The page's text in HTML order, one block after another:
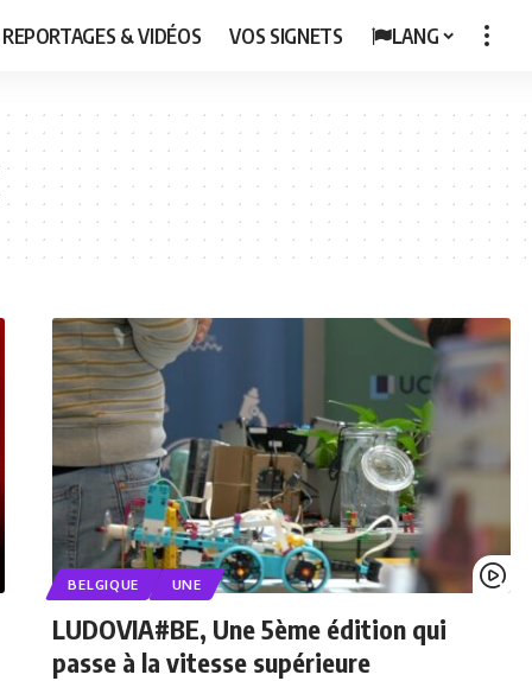
REPORTAGES & VIDÉOS VOS SIGNETS LANG
BELGIQUE UNE
LUDOVIA#BE, Une 5ème édition qui
passe à la vitesse supérieure